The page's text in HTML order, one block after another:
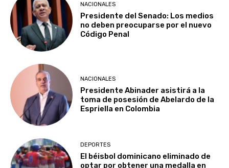
NACIONALES
Presidente del Senado: Los medios
no deben preocuparse por el nuevo
Código Penal
NACIONALES
Presidente Abinader asistirá a la
toma de posesión de Abelardo de la
Espriella en Colombia
DEPORTES
El béisbol dominicano eliminado de
optar por obtener una medalla en